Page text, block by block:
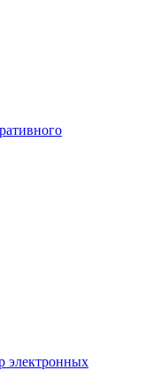
электронных